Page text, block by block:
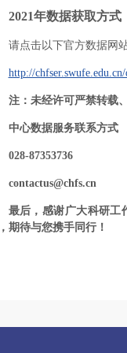
2021年数据获取方式
请点击以下官方数据网
http://chfser.swufe.edu.cn/
注：未经许可严禁转载
中心数据服务联系方式
028-87353736
contactus@chfs.cn
最后，感谢广大科研工
期待与您携手同行！